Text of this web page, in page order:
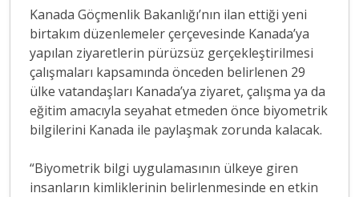
Kanada Göçmenlik Bakanlığı’nın ilan ettiği yeni
birtakım düzenlemeler çerçevesinde Kanada’ya
yapılan ziyaretlerin pürüzsüz gerçekleştirilmesi
çalışmaları kapsamında önceden belirlenen 29
ülke vatandaşları Kanada’ya ziyaret, çalışma ya da
eğitim amacıyla seyahat etmeden önce biyometrik
bilgilerini Kanada ile paylaşmak zorunda kalacak.
“Biyometrik bilgi uygulamasının ülkeye giren
insanların kimliklerinin belirlenmesinde en etkin